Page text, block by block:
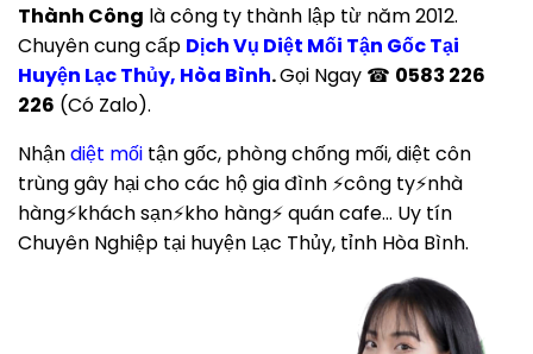
Thành Công là công ty thành lập từ năm 2012.
Chuyên cung cấp Dịch Vụ Diệt Mối Tận Gốc Tại
Huyện Lạc Thủy, Hòa Bình.Gọi Ngay ☎ 0583 226
226 (Có Zalo).
Nhậndiệt mối tận gốc, phòng chống mối, diệt côn
trùng gây hại cho các hộ gia đình ⚡công ty⚡nhà
hàng⚡khách sạn⚡kho hàng⚡ quán cafe… Uy tín
Chuyên Nghiệp tại huyện Lạc Thủy, tỉnh Hòa Bình.